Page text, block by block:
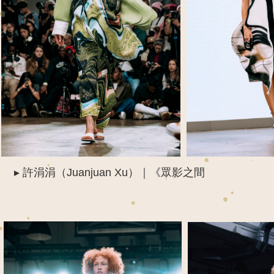
許涓涓（Juanjuan Xu ）｜ 《眾影之間